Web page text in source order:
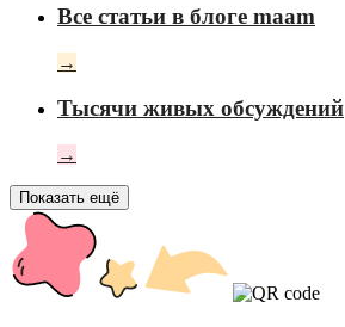
Все статьи в блоге maam
→
Тысячи живых обсуждений
→
Показать ещё